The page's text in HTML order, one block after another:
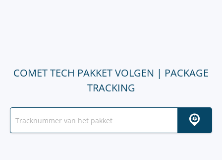
COMET TECH PAKKET VOLGEN | PACKAGE
TRACKING